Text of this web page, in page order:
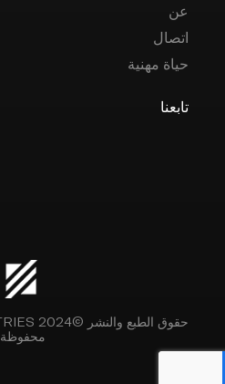
عن
اتصال
حياة مهنية
تابعنا
محفوظة.